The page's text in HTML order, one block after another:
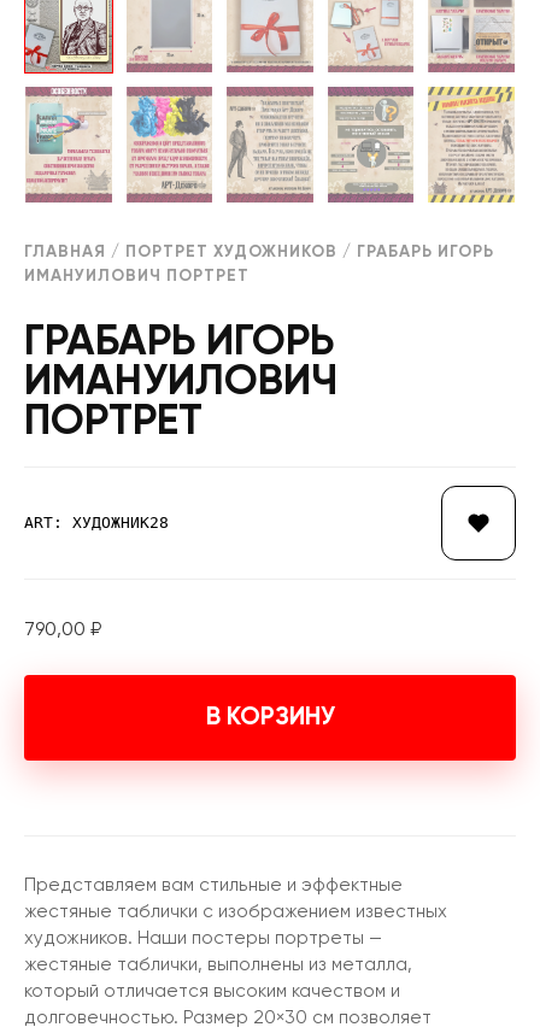
ГЛАВНАЯ / ПОРТРЕТ ХУДОЖНИКОВ / ГРАБАРЬ ИГОРЬ
ИМАНУИЛОВИЧ ПОРТРЕТ
ГРАБАРЬ ИГОРЬ
ИМАНУИЛОВИЧ
ПОРТРЕТ
ART: ХУДОЖНИК28
790,00 ₽
В КОРЗИНУ
Представляем вам стильные и эффектные
жестяные таблички с изображением известных
художников. Наши постеры портреты —
жестяные таблички, выполнены из металла,
который отличается высоким качеством и
долговечностью. Размер 20×30 см позволяет